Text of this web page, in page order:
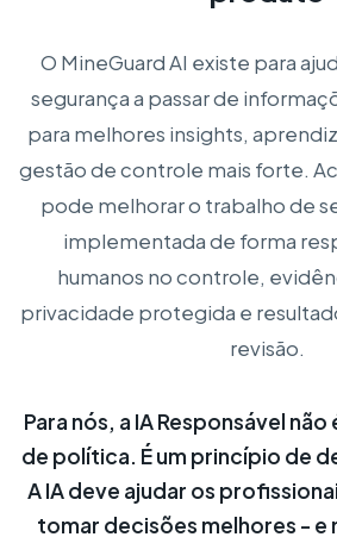
O MineGuard AI existe para
segurança a passar de
para melhores insights,
gestão de controle mais forte.
pode melhorar o trabalho de
implementada de forma
humanos no controle,
privacidade protegida e
revisão.
Para nós, a IA Responsável
de política. É um princípio de
A IA deve ajudar os
tomar decisões melhores - e